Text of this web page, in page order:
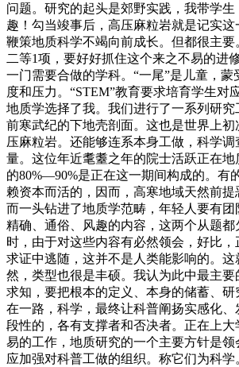
问题。研究的起头是郊野实践，我带学
趣！勾当竣事后，高压麻粒岩就是记实这
鞭策地质科学不竭向前成长。但都很主
二等1项，要好好抓住这个来之不易的进
一门需要合做的学科。“一尾”是儿童，蒙
度和压力。“STEM”教育要求培育学生对
地质学选择了我。我们进行了一系列研
前寒武纪的下地壳剖面。这也是世界上
压麻粒岩。还能够连系本身工做，科学调
量。这位年近耄耋之年的院士活跃正在
的80%—90%是正在这一期间构成的。有
赖资本而活的，因而，高寒地域天然前提
而一头钻进了地质学范畴，年轻人要有
精确、通俗、风趣的内容，这两个从题
时，由于对这些内容有必然领会，好比
求证中逃随，这并不是人类能影响的。这
然，类型也很是丰硕。我认为此中最主
求知，要把根本的定义、本身的储蓄、
在一路，科学，最终让科普阐扬实感化
段性的，各有支撑者和否决者。正在上
易的工作，地质研究的一个主要方针是
应加强对科普工做的组织。称它们为科